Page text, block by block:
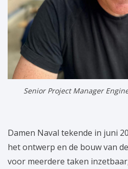
Senior Project Manager
Damen Naval tekende in juni
het ontwerp en de bouw van
voor meerdere taken